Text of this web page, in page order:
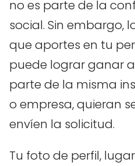
no es parte de la
social. Sin embargo,
que aportes en tu
puede lograr ganar
parte de la misma
o empresa, quieran
envíen la solicitud.
Tu foto de perfil,